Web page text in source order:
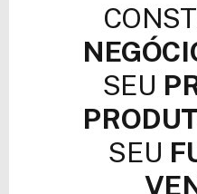
SEU
SEU